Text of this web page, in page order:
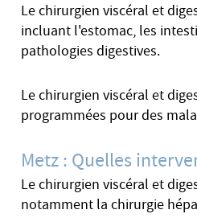
Le chirurgien viscéral et
incluant l'estomac, les
pathologies digestives.
Le chirurgien viscéral et
programmées pour des
Metz : Quelles
Le chirurgien viscéral et
notamment la chirurgie